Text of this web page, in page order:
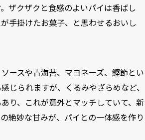
ザクザクと食感のよいパイは香ばし
手掛けたお菓子、と思わせるおいし
ースや青海苔、マヨネーズ、鰹節とい
じられますが、くるみやざらめなど、
り、これが意外とマッチしていて、新
絶妙な甘みが、パイとの一体感を作り